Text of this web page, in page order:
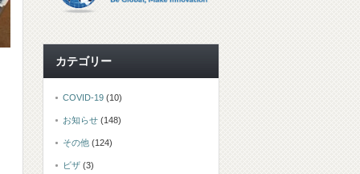
カテゴリー
COVID-19 (10)
お知らせ (148)
その他 (124)
ビザ (3)